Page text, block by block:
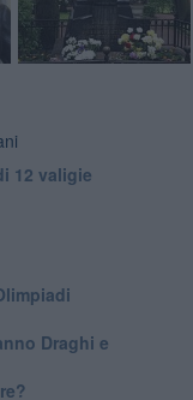
12 valigie
Draghi e